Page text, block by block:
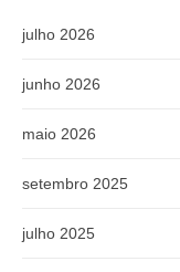
julho 2026
junho 2026
maio 2026
setembro 2025
julho 2025